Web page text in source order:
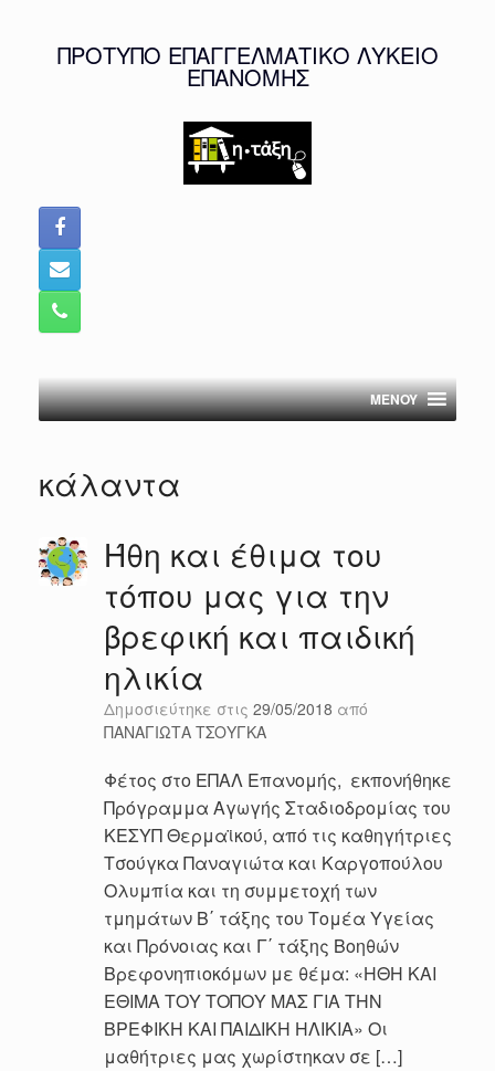
ΠΡΟΤΥΠΟ ΕΠΑΓΓΕΛΜΑΤΙΚΟ ΛΥΚΕΙΟ
ΕΠΑΝΟΜΗΣ
MENOY
κάλαντα
Ήθη και έθιμα του
τόπου μας για την
βρεφική και παιδική
ηλικία
Δημοσιεύτηκε στις 29/05/2018 από
ΠΑΝΑΓΙΩΤΑ ΤΣΟΥΓΚΑ
Φέτος στο ΕΠΑΛ Επανομής, εκπονήθηκε
Πρόγραμμα Αγωγής Σταδιοδρομίας του
ΚΕΣΥΠ Θερμαϊκού, από τις καθηγήτριες
Τσούγκα Παναγιώτα και Καργοπούλου
Ολυμπία και τη συμμετοχή των
τμημάτων Β΄ τάξης του Τομέα Υγείας
και Πρόνοιας και Γ΄ τάξης Βοηθών
Βρεφονηπιοκόμων με θέμα: «ΗΘΗ ΚΑΙ
ΕΘΙΜΑ ΤΟΥ ΤΟΠΟΥ ΜΑΣ ΓΙΑ ΤΗΝ
ΒΡΕΦΙΚΗ ΚΑΙ ΠΑΙΔΙΚΗ ΗΛΙΚΙΑ» Οι
μαθήτριες μας χωρίστηκαν σε […]